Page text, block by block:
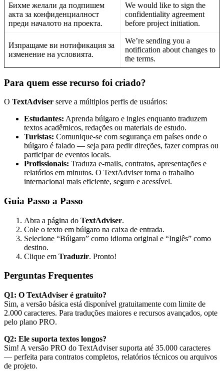
Бихме желали да подпишем
акта за конфиденциалност
преди началото на проекта.
We would like to sign the
confidentiality agreement
before project initiation.
Изпращаме ви нотификация за
изменение на условията.
We’re sending you a
notification about changes to
the terms.
Para quem esse recurso foi criado?
O TextAdviser serve a múltiplos perfis de usuários:
Estudantes: Aprenda búlgaro e ingles enquanto traduzem
textos acadêmicos, redações ou materiais de estudo.
Turistas: Comunique-se com segurança em países onde o
búlgaro é falado — seja para pedir direções, fazer compras ou
participar de eventos locais.
Profissionais: Traduza e-mails, contratos, apresentações e
relatórios em minutos. O TextAdviser torna o trabalho
internacional mais eficiente, seguro e acessível.
Guia Passo a Passo
Abra a página do TextAdviser.
Cole o texto em búlgaro na caixa de entrada.
Selecione “Búlgaro” como idioma original e “Inglês” como
destino.
Clique em Traduzir. Pronto!
Perguntas Frequentes
Q1: O TextAdviser é gratuito?
Sim, a versão básica está disponível gratuitamente com limite de
2.000 caracteres. Para traduções maiores e recursos avançados, opte
pelo plano PRO.
Q2: Ele suporta textos longos?
Sim! A versão PRO do TextAdviser suporta até 35.000 caracteres
— perfeita para contratos completos, relatórios técnicos ou arquivos
de projeto.